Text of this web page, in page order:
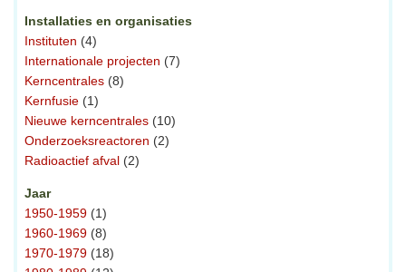
Installaties en organisaties
Instituten (4)
Internationale projecten (7)
Kerncentrales (8)
Kernfusie (1)
Nieuwe kerncentrales (10)
Onderzoeksreactoren (2)
Radioactief afval (2)
Jaar
1950-1959 (1)
1960-1969 (8)
1970-1979 (18)